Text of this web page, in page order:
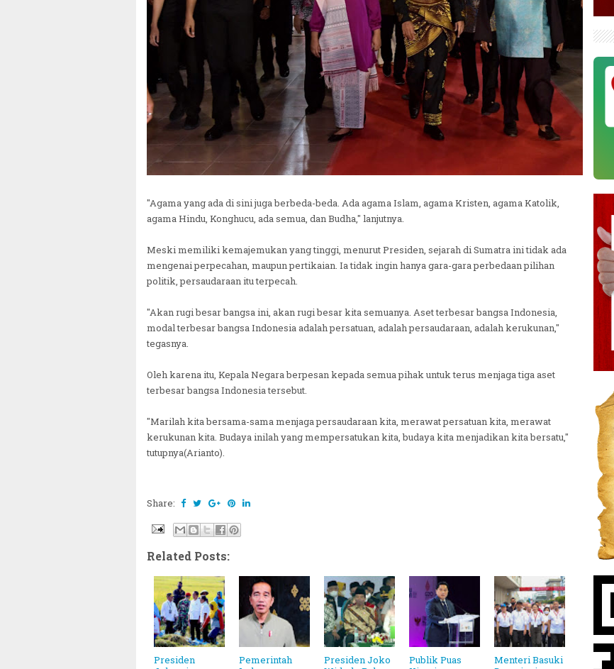
"Agama yang ada di sini juga berbeda-beda. Ada agama Islam, agama Kristen, agama Katolik,
agama Hindu, Konghucu, ada semua, dan Budha," lanjutnya.
Meski memiliki kemajemukan yang tinggi, menurut Presiden, sejarah di Sumatra ini tidak ada
mengenai perpecahan, maupun pertikaian. Ia tidak ingin hanya gara-gara perbedaan pilihan
politik, persaudaraan itu terpecah.
"Akan rugi besar bangsa ini, akan rugi besar kita semuanya. Aset terbesar bangsa Indonesia,
modal terbesar bangsa Indonesia adalah persatuan, adalah persaudaraan, adalah kerukunan,"
tegasnya.
Oleh karena itu, Kepala Negara berpesan kepada semua pihak untuk terus menjaga tiga aset
terbesar bangsa Indonesia tersebut.
"Marilah kita bersama-sama menjaga persaudaraan kita, merawat persatuan kita, merawat
kerukunan kita. Budaya inilah yang mempersatukan kita, budaya kita menjadikan kita bersatu,"
tutupnya(Arianto).
Share:
Related Posts:
Presiden
Pemerintah
Presiden Joko
Publik Puas
Menteri Basuki